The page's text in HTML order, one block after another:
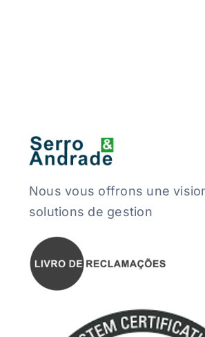
Nous vous offrons une
solutions de gestion